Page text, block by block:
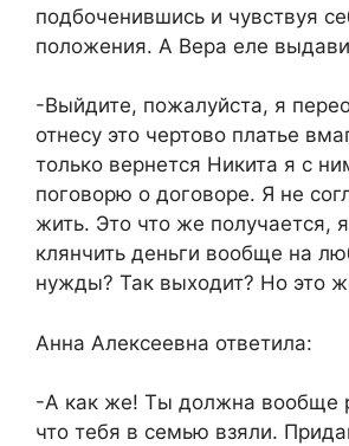
подбоченившись и чувствуя
положения. А Вера еле
-Выйдите, пожалуйста, я
отнесу это чертово платье
только вернется Никита я с
поговорю о договоре. Я не
жить. Это что же получается,
клянчить деньги вообще на
нужды? Так выходит? Но это
Анна Алексеевна ответила:
-А как же! Ты должна вообще
что тебя в семью взяли.